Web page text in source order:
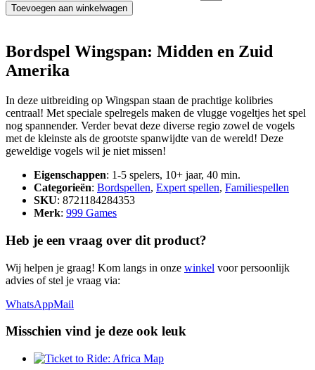
Toevoegen aan winkelwagen
Bordspel Wingspan: Midden en Zuid
Amerika
In deze uitbreiding op Wingspan staan de prachtige kolibries
centraal! Met speciale spelregels maken de vlugge vogeltjes het spel
nog spannender. Verder bevat deze diverse regio zowel de vogels
met de kleinste als de grootste spanwijdte van de wereld! Deze
geweldige vogels wil je niet missen!
Eigenschappen: 1-5 spelers, 10+ jaar, 40 min.
Categorieën: Bordspellen, Expert spellen, Familiespellen
SKU: 8721184284353
Merk: 999 Games
Heb je een vraag over dit product?
Wij helpen je graag! Kom langs in onze winkel voor persoonlijk
advies of stel je vraag via:
WhatsAppMail
Misschien vind je deze ook leuk